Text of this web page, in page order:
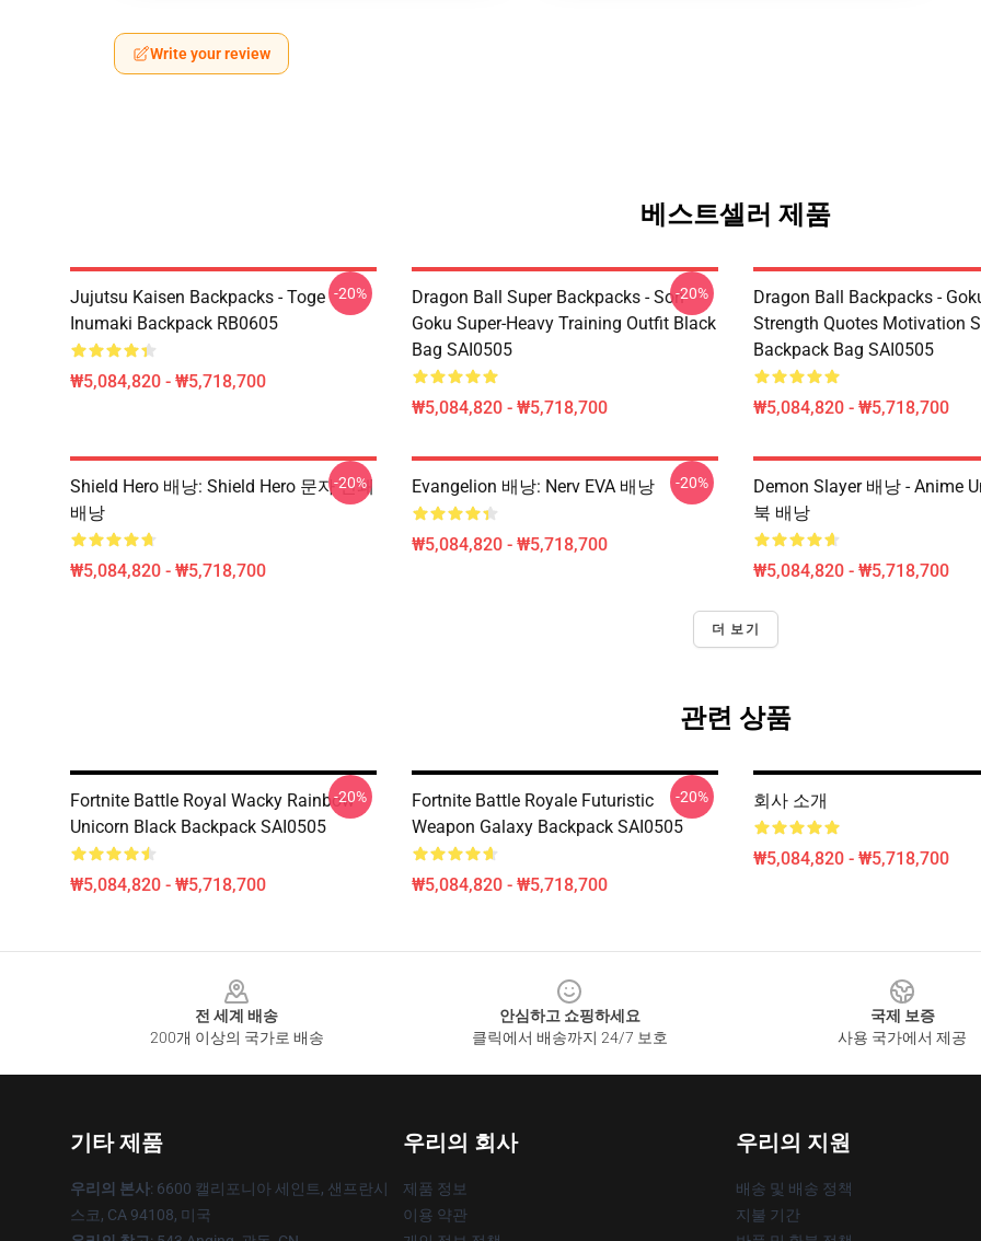
Write your review
베스트셀러 제품
Jujutsu Kaisen Backpacks - Toge
Inumaki Backpack RB0605
₩5,084,820 - ₩5,718,700
-20%
Dragon Ball Super Backpacks - Son
Goku Super-Heavy Training Outfit Black
Bag SAI0505
₩5,084,820 - ₩5,718,700
-20%
Dragon Ball Backpacks -
Strength Quotes Motivation
Backpack Bag SAI0505
₩5,084,820 - ₩5,718,700
Shield Hero 배낭: Shield Hero 문자 인쇄
배낭
₩5,084,820 - ₩5,718,700
-20% Evangelion 배낭: Nerv EVA 배낭
₩5,084,820 - ₩5,718,700
-20%
Demon Slayer 배낭 - Anime
북 배낭
₩5,084,820 - ₩5,718,700
더 보기
관련 상품
Fortnite Battle Royal Wacky Rainbow
Unicorn Black Backpack SAI0505
₩5,084,820 - ₩5,718,700
-20%
Fortnite Battle Royale Futuristic
Weapon Galaxy Backpack SAI0505
₩5,084,820 - ₩5,718,700
-20% 회사 소개
₩5,084,820 - ₩5,718,700
전 세계 배송
200개 이상의 국가로 배송
안심하고 쇼핑하세요
클릭에서 배송까지 24/7 보호
국제 보증
사용 국가에서 제공
기타 제품
우리의 본사: 6600 캘리포니아 세인트, 샌프란시
스코, CA 94108, 미국
우리의 회사
제품 정보
이용 약관
우리의 지원
배송 및 배송 정책
지불 기간